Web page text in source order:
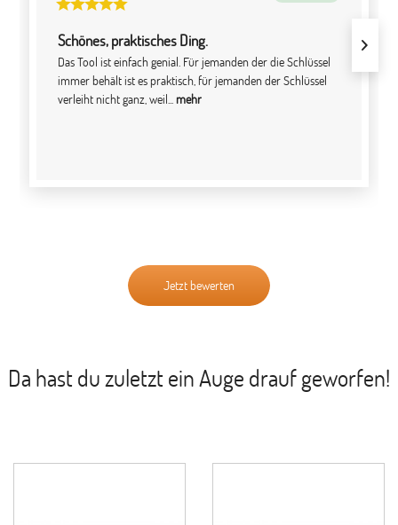
Schönes, praktisches Ding.
Das Tool ist einfach genial. Für jemanden der die Schlüssel
immer behält ist es praktisch, für jemanden der Schlüssel
verleiht nicht ganz, weil... mehr
Jetzt bewerten
Da hast du zuletzt ein Auge drauf geworfen!